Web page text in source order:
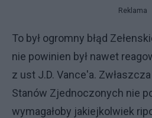
Reklama
To był ogromny błąd
nie powinien był nawet
z ust J.D. Vance'a.
Stanów Zjednoczonych nie
wymagałoby jakiejkolwiek